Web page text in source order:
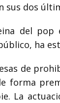
sus dos
del
ha
de
forma
La